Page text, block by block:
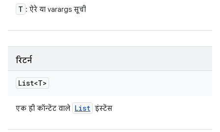
T : ऐरे या varargs सूची
रिटर्न
List<T>
एक ही कॉन्टेंट वाले List इंस्टेंस